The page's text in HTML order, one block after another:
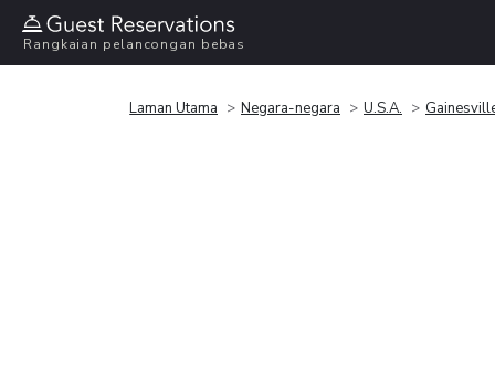
Rangkaian pelancongan bebas
Laman Utama Negara-negara U.S.A.